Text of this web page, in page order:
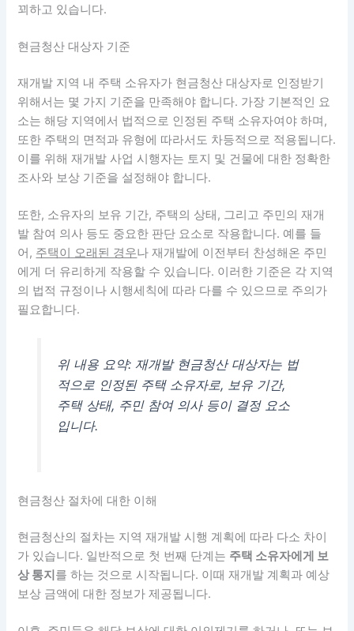
꾀하고 있습니다.
현금청산 대상자 기준
재개발 지역 내 주택 소유자가 현금청산 대상자로 인정받기
위해서는 몇 가지 기준을 만족해야 합니다. 가장 기본적인 요
소는 해당 지역에서 법적으로 인정된 주택 소유자여야 하며,
또한 주택의 면적과 유형에 따라서도 차등적으로 적용됩니다.
이를 위해 재개발 사업 시행자는 토지 및 건물에 대한 정확한
조사와 보상 기준을 설정해야 합니다.
또한, 소유자의 보유 기간, 주택의 상태, 그리고 주민의 재개
발 참여 의사 등도 중요한 판단 요소로 작용합니다. 예를 들
어, 주택이 오래된 경우나 재개발에 이전부터 찬성해온 주민
에게 더 유리하게 작용할 수 있습니다. 이러한 기준은 각 지역
의 법적 규정이나 시행세칙에 따라 다를 수 있으므로 주의가
필요합니다.
위 내용 요약: 재개발 현금청산 대상자는 법
적으로 인정된 주택 소유자로, 보유 기간,
주택 상태, 주민 참여 의사 등이 결정 요소
입니다.
현금청산 절차에 대한 이해
현금청산의 절차는 지역 재개발 시행 계획에 따라 다소 차이
가 있습니다. 일반적으로 첫 번째 단계는 주택 소유자에게 보
상 통지 를 하는 것으로 시작됩니다. 이때 재개발 계획과 예상
보상 금액에 대한 정보가 제공됩니다.